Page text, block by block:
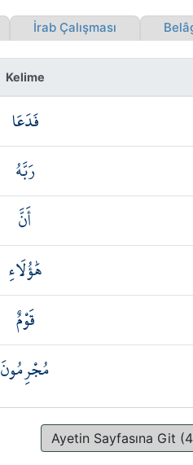
İrab Çalışması
Kelime
فَدَعَا
رَبَّهُ
أَنَّ
هَٰؤُلَاءِ
قَوْمٌ
مُجْرِمُونَ
Ayetin Sayfasına Git